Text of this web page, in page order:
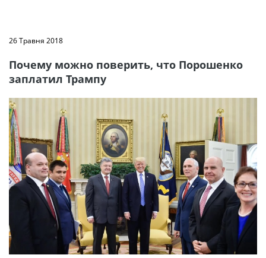
26 Травня 2018
Почему можно поверить, что Порошенко
заплатил Трампу